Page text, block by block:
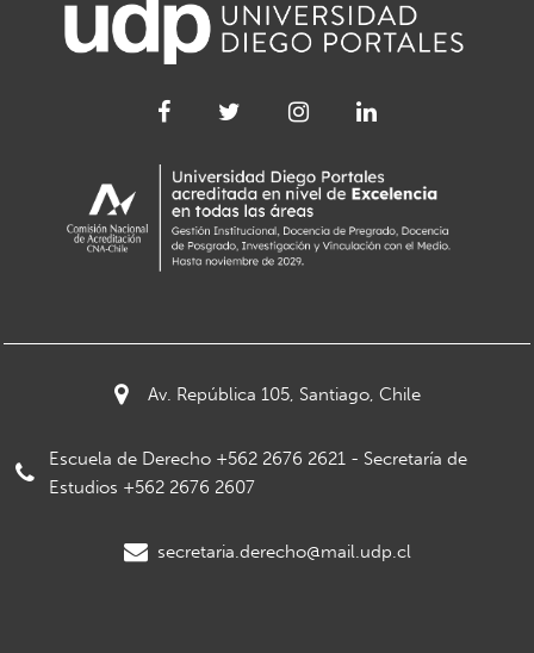
Av. República 105, Santiago, Chile
Escuela de Derecho +562 2676 2621 - Secretaría de
Estudios +562 2676 2607
secretaria.derecho@mail.udp.cl